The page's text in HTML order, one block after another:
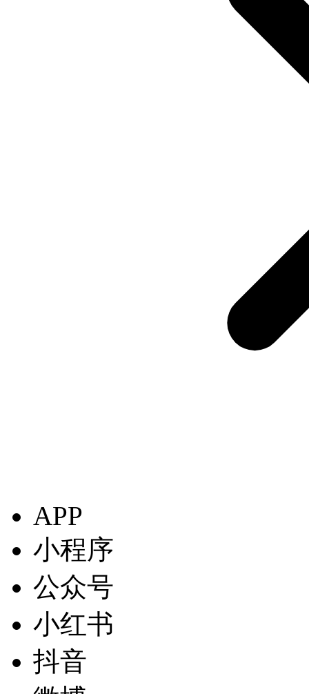
APP
小程序
公众号
小红书
抖音